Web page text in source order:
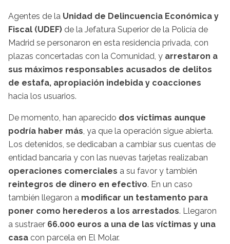
Agentes de la Unidad de Delincuencia Económica y
Fiscal (UDEF) de la Jefatura Superior de la Policía de
Madrid se personaron en esta residencia privada, con
plazas concertadas con la Comunidad, y arrestaron a
sus máximos responsables acusados de delitos
de estafa, apropiación indebida y coacciones
hacia los usuarios.
De momento, han aparecido dos víctimas aunque
podría haber más, ya que la operación sigue abierta.
Los detenidos, se dedicaban a cambiar sus cuentas de
entidad bancaria y con las nuevas tarjetas realizaban
operaciones comerciales a su favor y también
reintegros de dinero en efectivo. En un caso
también llegaron a modificar un testamento para
poner como herederos a los arrestados. Llegaron
a sustraer 66.000 euros a una de las víctimas y una
casa con parcela en El Molar.